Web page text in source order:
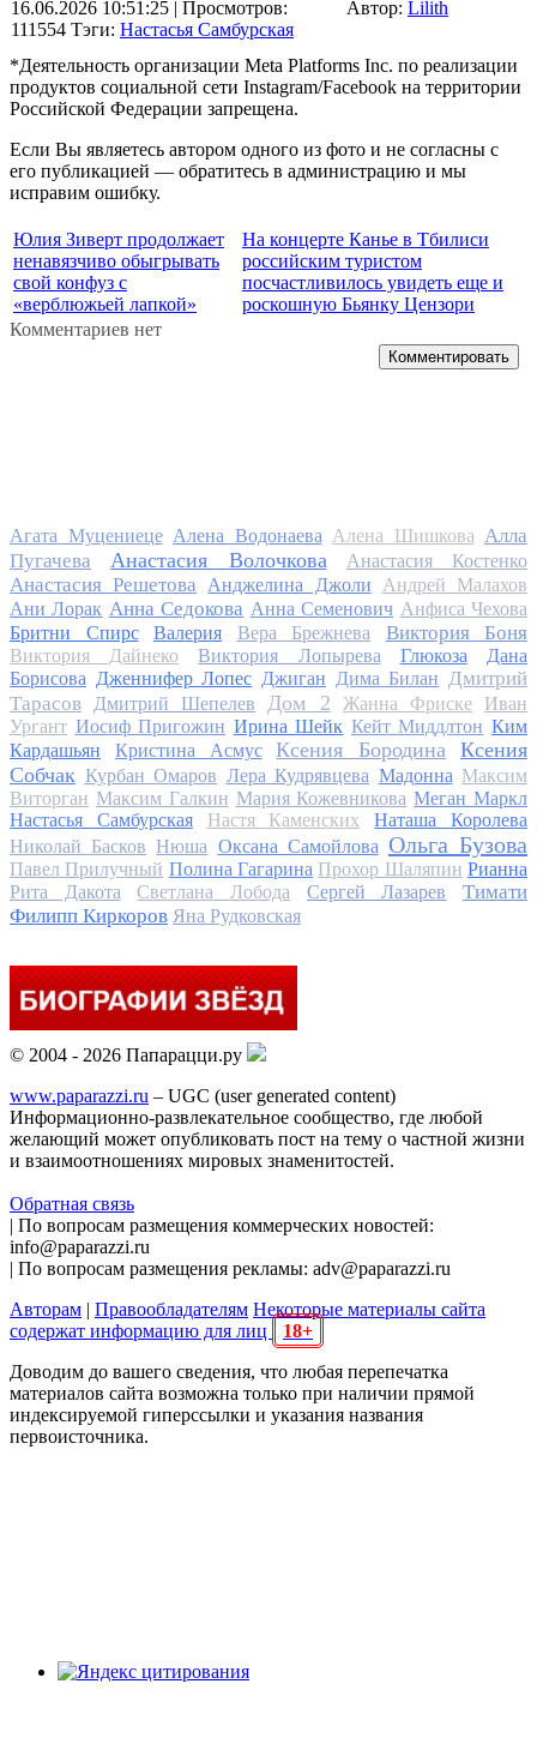
16.06.2026 10:51:25 | Просмотров:
111554 Тэги: Настасья Самбурская
Автор: Lilith
*Деятельность организации Meta Platforms Inc. по реализации
продуктов социальной сети Instagram/Facebook на территории
Российской Федерации запрещена.
Если Вы являетесь автором одного из фото и не согласны с
его публикацией — обратитесь в администрацию и мы
исправим ошибку.
Юлия Зиверт продолжает
ненавязчиво обыгрывать
свой конфуз с
«верблюжьей лапкой»
На концерте Канье в Тбилиси
российским туристом
посчастливилось увидеть еще и
роскошную Бьянку Цензори
Комментариев нет
Комментировать
Агата Муцениеце Алена Водонаева Алена Шишкова Алла
Пугачева
Анастасия Волочкова Анастасия Костенко
Анастасия Решетова Анджелина Джоли
Андрей Малахов
Ани Лорак Анна Седокова Анна Семенович Анфиса Чехова
Бритни Спирс
Валерия Вера Брежнева Виктория Боня
Виктория Дайнеко Виктория Лопырева Глюкоза
Дана
Борисова Дженнифер Лопес Джиган Дима Билан
Дмитрий
Тарасов
Дмитрий Шепелев Дом 2 Жанна Фриске
Иван
Ургант Иосиф Пригожин Ирина Шейк Кейт Миддлтон Ким
Кардашьян
Кристина Асмус Ксения Бородина
Ксения
Собчак Курбан Омаров Лера Кудрявцева Мадонна Максим
Виторган Максим Галкин Мария Кожевникова Меган Маркл
Настасья Самбурская
Настя Каменских
Наташа Королева
Николай Басков Нюша Оксана Самойлова Ольга Бузова
Павел Прилучный Полина Гагарина Прохор Шаляпин Рианна
Рита Дакота
Светлана Лобода Сергей Лазарев
Тимати
Филипп Киркоров Яна Рудковская
© 2004 - 2026 Папарацци.ру
www.paparazzi.ru – UGC (user generated content)
Информационно-развлекательное сообщество, где любой
желающий может опубликовать пост на тему о частной жизни
и взаимоотношениях мировых знаменитостей.
Обратная связь
| По вопросам размещения коммерческих новостей:
info@paparazzi.ru
| По вопросам размещения рекламы: adv@paparazzi.ru
Авторам | Правообладателям Некоторые материалы сайта
содержат информацию для лиц
18+
Доводим до вашего сведения, что любая перепечатка
материалов сайта возможна только при наличии прямой
индексируемой гиперссылки и указания названия
первоисточника.